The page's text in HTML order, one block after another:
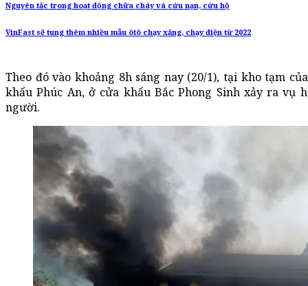
Nguyên tắc trong hoạt động chữa cháy và cứu nạn, cứu hộ
VinFast sẽ tung thêm nhiều mẫu ôtô chạy xăng, chạy điện từ 2022
Theo đó vào khoảng 8h sáng nay (20/1), tại kho tạm
khẩu Phúc An, ở cửa khẩu Bắc Phong Sinh xảy ra vụ
người.